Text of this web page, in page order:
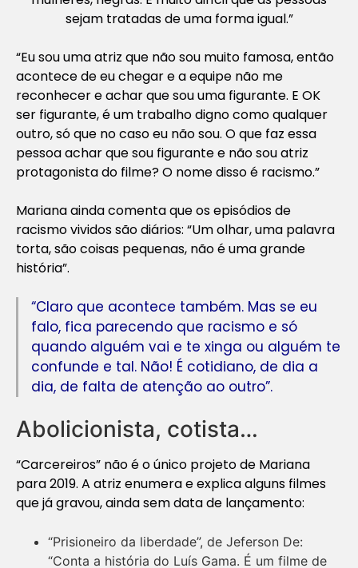
sejam tratadas de uma forma igual.”
“Eu sou uma atriz que não sou muito famosa, então
acontece de eu chegar e a equipe não me
reconhecer e achar que sou uma figurante. E OK
ser figurante, é um trabalho digno como qualquer
outro, só que no caso eu não sou. O que faz essa
pessoa achar que sou figurante e não sou atriz
protagonista do filme? O nome disso é racismo.”
Mariana ainda comenta que os episódios de
racismo vividos são diários: “Um olhar, uma palavra
torta, são coisas pequenas, não é uma grande
história”.
“Claro que acontece também. Mas se eu
falo, fica parecendo que racismo e só
quando alguém vai e te xinga ou alguém te
confunde e tal. Não! É cotidiano, de dia a
dia, de falta de atenção ao outro”.
Abolicionista, cotista…
“Carcereiros” não é o único projeto de Mariana
para 2019. A atriz enumera e explica alguns filmes
que já gravou, ainda sem data de lançamento:
“Prisioneiro da liberdade”, de Jeferson De:
“Conta a história do Luís Gama. É um filme de